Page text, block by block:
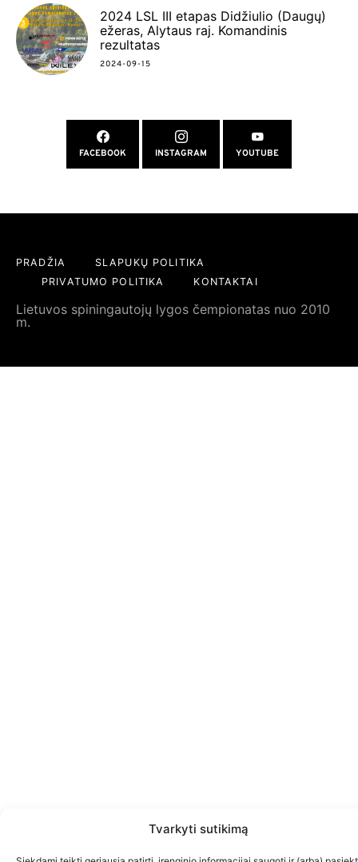
Tvarkyti sutikimą
2024 LSL III etapas Didžiulio (Daugų)
ežeras, Alytaus raj. Komandinis
rezultatas
2024-09-15
FACEBOOK INSTAGRAM YOUTUBE
PRADŽIA
SLAPUKŲ POLITIKA
PRIVATUMO POLITIKA
KONTAKTAI
Lietuvos spiningautojų lygos čempionatas nuo 2010
m.